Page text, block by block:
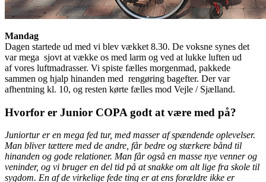
Mandag
Dagen startede ud med vi blev vækket 8.30. De voksne synes det
var mega sjovt at vække os med larm og ved at lukke luften ud
af vores luftmadrasser. Vi spiste fælles morgenmad, pakkede
sammen og hjalp hinanden med rengøring bagefter. Der var
afhentning kl. 10, og resten kørte fælles mod Vejle / Sjælland.
Hvorfor er Junior COPA godt at være med på?
Juniortur er en mega fed tur, med masser af spændende oplevelser.
Man bliver tættere med de andre, får bedre og stærkere bånd til
hinanden og gode relationer. Man får også en masse nye venner og
veninder, og vi bruger en del tid på at snakke om alt lige fra skole til
sygdom. En af de virkelige fede ting er at ens forældre ikke er